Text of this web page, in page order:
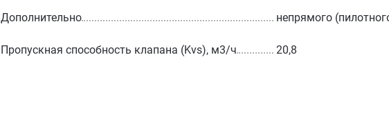
Дополнительно непрямого
Пропускная способность клапана (Kvs), м3/ч 20,8